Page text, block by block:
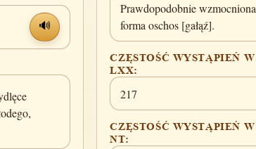
🔊
Prawdopodobnie wzmocniona
forma oschos [gałąź].
CZĘSTOŚĆ WYSTĄPIEŃ W
LXX:
217
CZĘSTOŚĆ WYSTĄPIEŃ W
NT: